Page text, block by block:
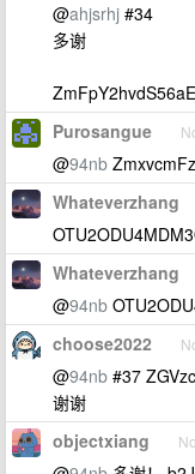
@ahjsrhj #34
多谢
Purosangue
@94nb
Whateverzhang
Whateverzhang
@94nb
choose2022
@94nb #37
谢谢
objectxiang